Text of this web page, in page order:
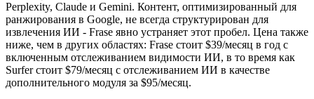
Perplexity, Claude и Gemini. Контент, оптимизированный для
ранжирования в Google, не всегда структурирован для
извлечения ИИ - Frase явно устраняет этот пробел. Цена также
ниже, чем в других областях: Frase стоит $39/месяц в год с
включенным отслеживанием видимости ИИ, в то время как
Surfer стоит $79/месяц с отслеживанием ИИ в качестве
дополнительного модуля за $95/месяц.